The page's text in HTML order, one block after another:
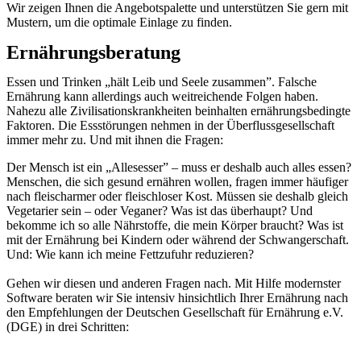
Wir zeigen Ihnen die Angebotspalette und unterstützen Sie gern mit
Mustern, um die optimale Einlage zu finden.
Ernährungsberatung
Essen und Trinken „hält Leib und Seele zusammen”. Falsche
Ernährung kann allerdings auch weitreichende Folgen haben.
Nahezu alle Zivilisationskrankheiten beinhalten ernährungsbedingte
Faktoren. Die Essstörungen nehmen in der Überflussgesellschaft
immer mehr zu. Und mit ihnen die Fragen:
Der Mensch ist ein „Allesesser” – muss er deshalb auch alles essen?
Menschen, die sich gesund ernähren wollen, fragen immer häufiger
nach fleischarmer oder fleischloser Kost. Müssen sie deshalb gleich
Vegetarier sein – oder Veganer? Was ist das überhaupt? Und
bekomme ich so alle Nährstoffe, die mein Körper braucht? Was ist
mit der Ernährung bei Kindern oder während der Schwangerschaft.
Und: Wie kann ich meine Fettzufuhr reduzieren?
Gehen wir diesen und anderen Fragen nach. Mit Hilfe modernster
Software beraten wir Sie intensiv hinsichtlich Ihrer Ernährung nach
den Empfehlungen der Deutschen Gesellschaft für Ernährung e.V.
(DGE) in drei Schritten: